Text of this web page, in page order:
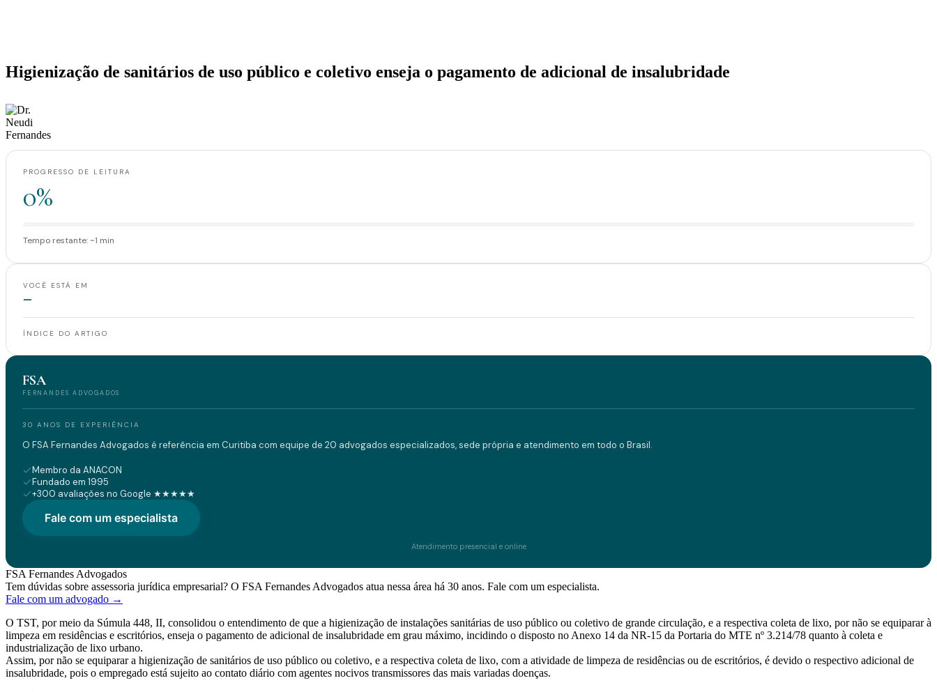
Higienização de sanitários de uso público e coletivo enseja o pagamento de adicional de insalubridade
PROGRESSO DE LEITURA
0%
Tempo restante: ~1 min
VOCÊ ESTÁ EM
—
ÍNDICE DO ARTIGO
FSA
FERNANDES ADVOGADOS
30 ANOS DE EXPERIÊNCIA
O FSA Fernandes Advogados é referência em Curitiba com equipe de 20 advogados especializados, sede própria e atendimento em todo o Brasil.
Membro da ANACON
Fundado em 1995
+300 avaliações no Google ★★★★★
Fale com um especialista
Atendimento presencial e online
FSA Fernandes Advogados
Tem dúvidas sobre assessoria jurídica empresarial? O FSA Fernandes Advogados atua nessa área há 30 anos. Fale com um especialista.
Fale com um advogado →
O TST, por meio da Súmula 448, II, consolidou o entendimento de que a higienização de instalações sanitárias de uso público ou coletivo de grande circulação, e a respectiva coleta de lixo, por não se equiparar à
limpeza em residências e escritórios, enseja o pagamento de adicional de insalubridade em grau máximo, incidindo o disposto no Anexo 14 da NR-15 da Portaria do MTE nº 3.214/78 quanto à coleta e
industrialização de lixo urbano.
Assim, por não se equiparar a higienização de sanitários de uso público ou coletivo, e a respectiva coleta de lixo, com a atividade de limpeza de residências ou de escritórios, é devido o respectivo adicional de
insalubridade, pois o empregado está sujeito ao contato diário com agentes nocivos transmissores das mais variadas doenças.